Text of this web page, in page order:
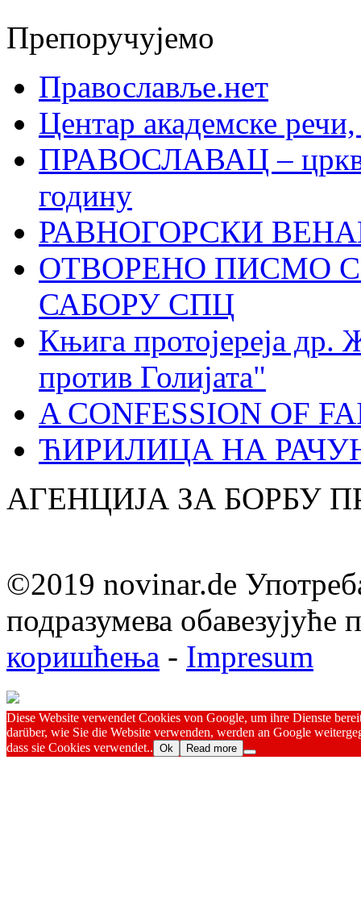
Препоручујемо
Православље.нет
Центар академске
ПРАВОСЛАВАЦ –
годину
РАВНОГОРСКИ
ОТВОРЕНО ПИСМО
САБОРУ СПЦ
Књига протојереја др.
против Голијата"
A CONFESSION OF
ЋИРИЛИЦА НА
АГЕНЦИЈА ЗА БОРБУ
©2019 novinar.de
подразумева обавезујуће
коришћења - Impresum
Diese Website verwendet Cookies von Google, um ihre Dienste
darüber, wie Sie die Website verwenden, werden an Google
dass sie Cookies verwendet.. Ok Read more